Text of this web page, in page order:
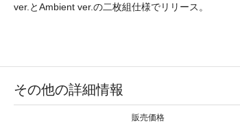
ver.とAmbient ver.の二枚組仕様でリリース。
その他の詳細情報
販売価格